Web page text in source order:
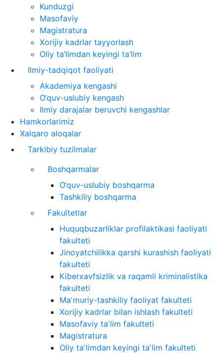
Kunduzgi
Masofaviy
Magistratura
Xorijiy kadrlar tayyorlash
Oliy ta’limdan keyingi ta’lim
Ilmiy-tadqiqot faoliyati
Akademiya kengashi
O‘quv-uslubiy kengash
Ilmiy darajalar beruvchi kengashlar
Hamkorlarimiz
Xalqaro aloqalar
Tarkibiy tuzilmalar
Boshqarmalar
O‘quv-uslubiy boshqarma
Tashkiliy boshqarma
Fakultetlar
Huquqbuzarliklar profilaktikasi faoliyati
fakulteti
Jinoyatchilikka qarshi kurashish faoliyati
fakulteti
Kiberxavfsizlik va raqamli kriminalistika
fakulteti
Maʼmuriy-tashkiliy faoliyat fakulteti
Xorijiy kadrlar bilan ishlash fakulteti
Masofaviy taʼlim fakulteti
Magistratura
Oliy taʼlimdan keyingi taʼlim fakulteti